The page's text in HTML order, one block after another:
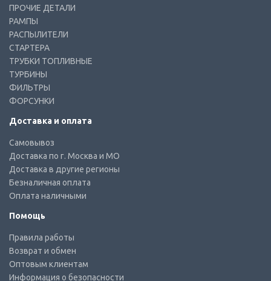
ПРОЧИЕ ДЕТАЛИ
РАМПЫ
РАСПЫЛИТЕЛИ
СТАРТЕРА
ТРУБКИ ТОПЛИВНЫЕ
ТУРБИНЫ
ФИЛЬТРЫ
ФОРСУНКИ
Доставка и оплата
Самовывоз
Доставка по г. Москва и МО
Доставка в другие регионы
Безналичная оплата
Оплата наличными
Помощь
Правила работы
Возврат и обмен
Оптовым клиентам
Информация о безопасности